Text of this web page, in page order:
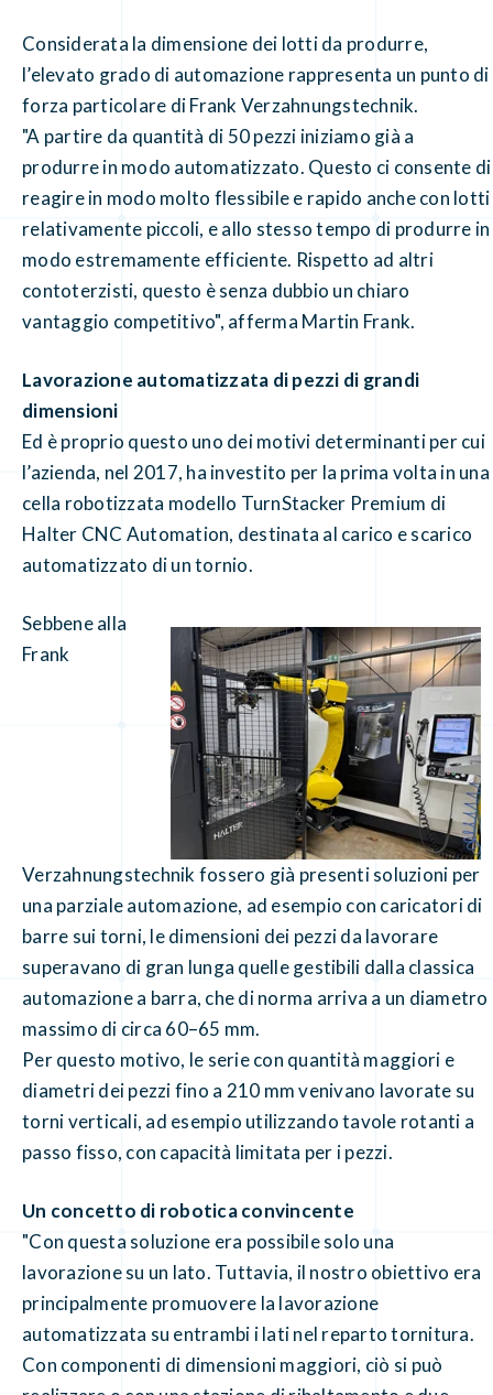
Considerata la dimensione dei lotti da produrre,
l’elevato grado di automazione rappresenta un punto di
forza particolare di Frank Verzahnungstechnik.
"A partire da quantità di 50 pezzi iniziamo già a
produrre in modo automatizzato. Questo ci consente di
reagire in modo molto flessibile e rapido anche con lotti
relativamente piccoli, e allo stesso tempo di produrre in
modo estremamente efficiente. Rispetto ad altri
contoterzisti, questo è senza dubbio un chiaro
vantaggio competitivo", afferma Martin Frank.
Lavorazione automatizzata di pezzi di grandi
dimensioni
Ed è proprio questo uno dei motivi determinanti per cui
l’azienda, nel 2017, ha investito per la prima volta in una
cella robotizzata modello TurnStacker Premium di
Halter CNC Automation, destinata al carico e scarico
automatizzato di un tornio.
Sebbene alla
Frank
Verzahnungstechnik fossero già presenti soluzioni per
una parziale automazione, ad esempio con caricatori di
barre sui torni, le dimensioni dei pezzi da lavorare
superavano di gran lunga quelle gestibili dalla classica
automazione a barra, che di norma arriva a un diametro
massimo di circa 60–65 mm.
Per questo motivo, le serie con quantità maggiori e
diametri dei pezzi fino a 210 mm venivano lavorate su
torni verticali, ad esempio utilizzando tavole rotanti a
passo fisso, con capacità limitata per i pezzi.
Un concetto di robotica convincente
"Con questa soluzione era possibile solo una
lavorazione su un lato. Tuttavia, il nostro obiettivo era
principalmente promuovere la lavorazione
automatizzata su entrambi i lati nel reparto tornitura.
Con componenti di dimensioni maggiori, ciò si può